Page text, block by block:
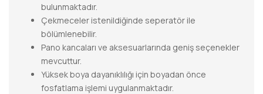
bulunmaktadır.
Çekmeceler istenildiğinde seperatör ile
bölümlenebilir.
Pano kancaları ve aksesuarlarında geniş seçenekler
mevcuttur.
Yüksek boya dayanıklılığı için boyadan önce
fosfatlama işlemi uygulanmaktadır.